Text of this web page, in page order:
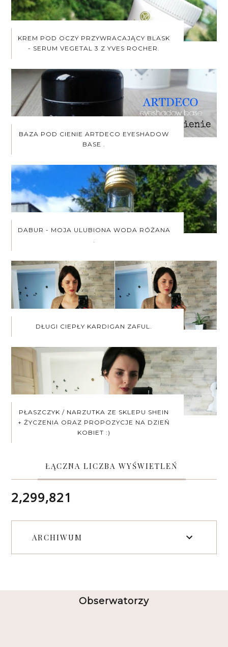
KREM POD OCZY PRZYWRACAJĄCY BLASK
- SERUM VEGETAL 3 Z YVES ROCHER.
BAZA POD CIENIE ARTDECO EYESHADOW
BASE .
DABUR - MOJA ULUBIONA WODA RÓŻANA
.
DŁUGI CIEPŁY KARDIGAN ZAFUL.
PŁASZCZYK / NARZUTKA ZE SKLEPU SHEIN
+ ŻYCZENIA ORAZ PROPOZYCJE NA DZIEŃ
KOBIET :)
ŁĄCZNA LICZBA WYŚWIETLEŃ
2,299,821
ARCHIWUM
Obserwatorzy